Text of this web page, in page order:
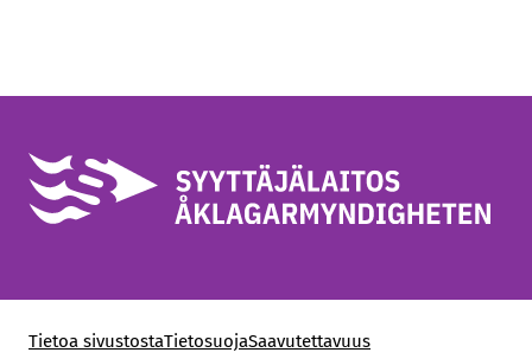
Tietoa sivustostaTietosuojaSaavutettavuus